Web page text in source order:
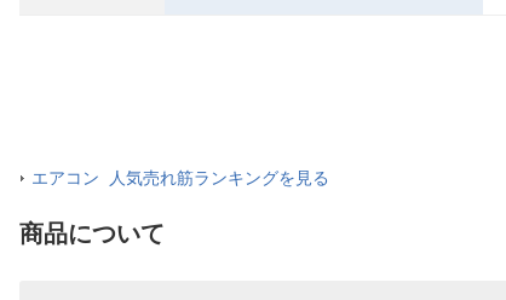
エアコン 人気売れ筋ランキングを見る
商品について